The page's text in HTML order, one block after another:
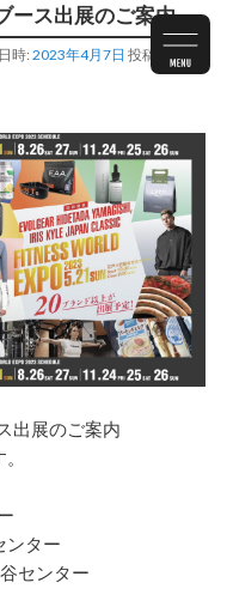
ース出展のご案内
時:2023年4月7日 投稿者:staff
出展のご案内
ンター
センター